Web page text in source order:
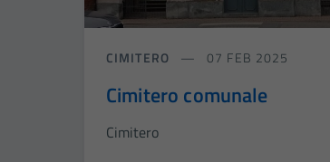
CIMITERO 07 FEB 2025
Cimitero comunale
Cimitero